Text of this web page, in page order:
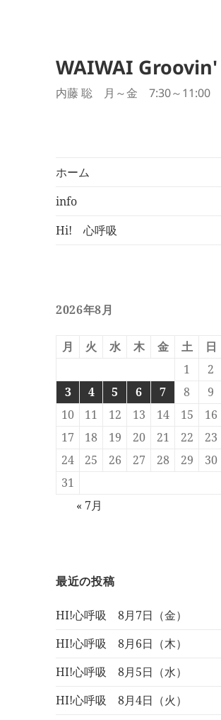
WAIWAI Groovin'
内藤 聡 月～金 7:30～11:00
ホーム
info
Hi! 心呼吸
2026年8月
月 火 水 木 金 土
日
1
2
3
4 5 6 7 8
9
10
11 12 13 14 15
16
17
18 19 20 21 22
23
24
25 26 27 28 29
30
31
« 7月
最近の投稿
HI!心呼吸 8月7日（金）
HI!心呼吸 8月6日（木）
HI!心呼吸 8月5日（水）
HI!心呼吸 8月4日（火）